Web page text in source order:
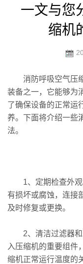
一文与您
缩机
消防呼吸空气压缩
装备之一，它能够为
了确保设备的正常运
养。下面将介绍一些
法。
1、定期检查外观
有损坏或腐蚀，连接
及时修复或更换。
2、清洁过滤器和
入压缩机的重要组件
缩机正常运行温度的